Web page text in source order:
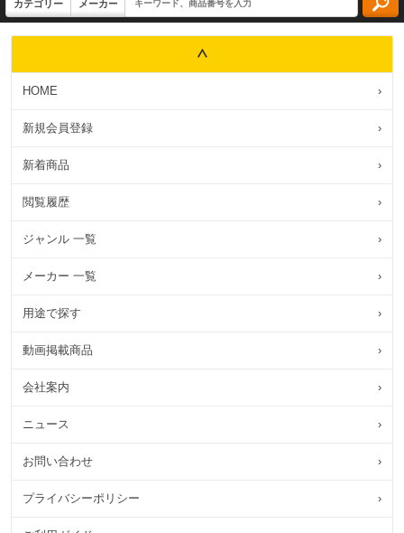
HOME ›
新規会員登録 ›
新着商品 ›
閲覧履歴 ›
ジャンル 一覧 ›
メーカー 一覧 ›
用途で探す ›
動画掲載商品 ›
会社案内 ›
ニュース ›
お問い合わせ ›
プライバシーポリシー ›